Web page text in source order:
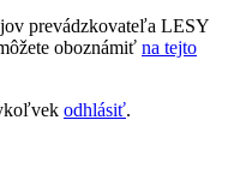
prevádzkovateľa LESY
oboznámiť na tejto
odhlásiť.